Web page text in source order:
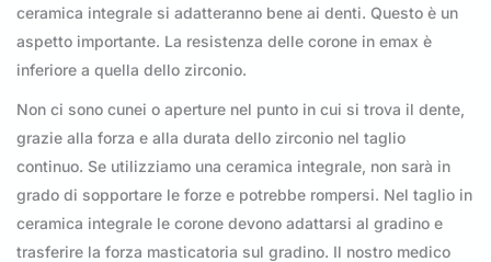
ceramica integrale si adatteranno bene ai denti. Questo è un
aspetto importante. La resistenza delle corone in emax è
inferiore a quella dello zirconio.
Non ci sono cunei o aperture nel punto in cui si trova il dente,
grazie alla forza e alla durata dello zirconio nel taglio
continuo. Se utilizziamo una ceramica integrale, non sarà in
grado di sopportare le forze e potrebbe rompersi. Nel taglio in
ceramica integrale le corone devono adattarsi al gradino e
trasferire la forza masticatoria sul gradino. Il nostro medico